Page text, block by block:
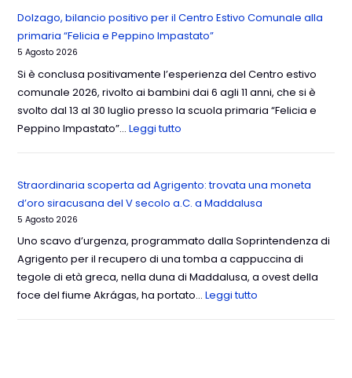
Dolzago, bilancio positivo per il Centro Estivo Comunale alla
primaria “Felicia e Peppino Impastato”
5 Agosto 2026
Si è conclusa positivamente l’esperienza del Centro estivo
comunale 2026, rivolto ai bambini dai 6 agli 11 anni, che si è
svolto dal 13 al 30 luglio presso la scuola primaria “Felicia e
Peppino Impastato”…Leggi tutto
Straordinaria scoperta ad Agrigento: trovata una moneta
d’oro siracusana del V secolo a.C. a Maddalusa
5 Agosto 2026
Uno scavo d’urgenza, programmato dalla Soprintendenza di
Agrigento per il recupero di una tomba a cappuccina di
tegole di età greca, nella duna di Maddalusa, a ovest della
foce del fiume Akrágas, ha portato…Leggi tutto